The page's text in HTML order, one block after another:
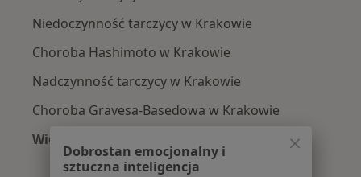
Niedoczynność tarczycy w Krakowie
Choroba Hashimoto w Krakowie
Nadczynność tarczycy w Krakowie
Choroba Gravesa-Basedowa w Krakowie
Więcej (15)
Więcej w kategorii: Najczęście leczone
Dobrostan emocjonalny i
sztuczna inteligencja